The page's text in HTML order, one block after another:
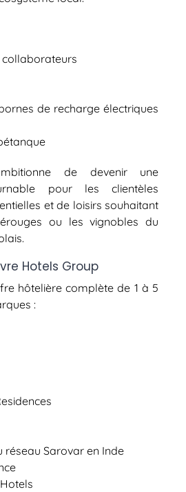
collaborateurs
de recharge électriques
de devenir une
pour les clientèles
et de loisirs souhaitant
ou les vignobles du
Hotels Group
hôtelière complète de 1 à 5
:
réseau Sarovar en Inde